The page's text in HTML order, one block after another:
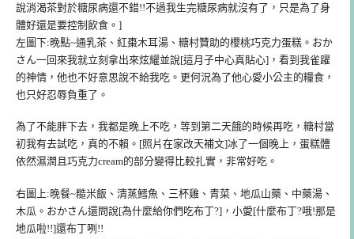
說消渴茶對於糖尿病還不錯!!不過我生完糖尿病就沒有了，只是為了身
體好還是要控制飲食。]
左圖下:晚點~通乳茶、紅棗木耳湯、糖村贊助的櫻桃巧克力蛋糕。おか
さん一回來我就立刻拿出來炫耀並說[這月子中心真貼心]，看到我雀躍
的神情，他也不好意思說不給我吃。更何況為了他心愛小公主的糧食，
也只好忍辱負重了。
為了不能胖下去，我都是晚上不吃，等到第二天餓的時候再吃，糖村當
初我有去試吃，真的不賴。[照片在家改天補文]冰了一個晚上，蛋糕體
依然濕潤且巧克力cream的部分變得比較扎實，非常好吃。
右圖上:晚餐~糙米飯、清蒸鱈魚、三杯雞、青菜、地瓜山藥、中藥湯、
木瓜。おかさん還問說[為什麼給你們吃布丁?]，小愛[什麼布丁?哦!那是
地瓜啦!!]還布丁咧!!